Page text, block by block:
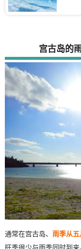
宫古岛的
通常在宫古岛、 雨季从
旺季很少与雨季同时到来